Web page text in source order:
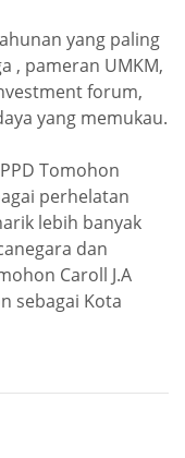
yang paling
, pameran UMKM,
forum,
yang memukau.
Tomohon
perhelatan
lebih banyak
dan
Caroll J.A
sebagai Kota